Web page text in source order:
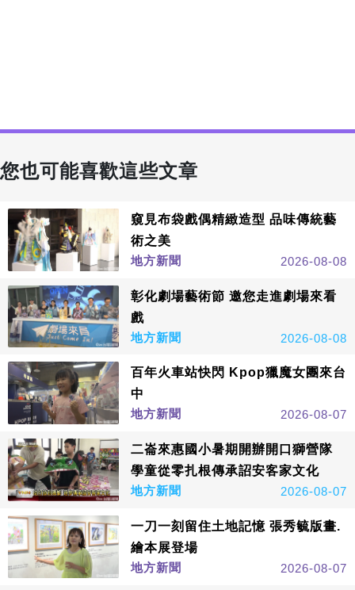
您也可能喜歡這些文章
窺見布袋戲偶精緻造型 品味傳統藝
術之美
地方新聞
2026-08-08
彰化劇場藝術節 邀您走進劇場來看
戲
地方新聞
2026-08-08
百年火車站快閃 Kpop獵魔女團來台
中
地方新聞
2026-08-07
二崙來惠國小暑期開辦開口獅營隊
學童從零扎根傳承詔安客家文化
地方新聞
2026-08-07
一刀一刻留住土地記憶 張秀毓版畫.
繪本展登場
地方新聞
2026-08-07